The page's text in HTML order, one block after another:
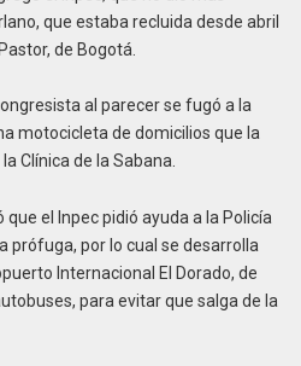
que estaba recluida desde abril
de Bogotá.
al parecer se fugó a la
motocicleta de domicilios que la
Clínica de la Sabana.
el Inpec pidió ayuda a la Policía
prófuga, por lo cual se desarrolla
Internacional El Dorado, de
para evitar que salga de la